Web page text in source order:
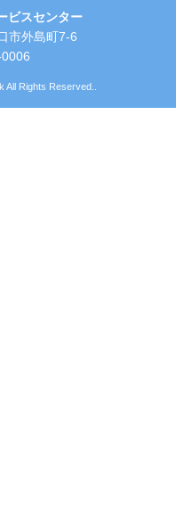
ビスセンター
市外島町7-6
All Rights Reserved..